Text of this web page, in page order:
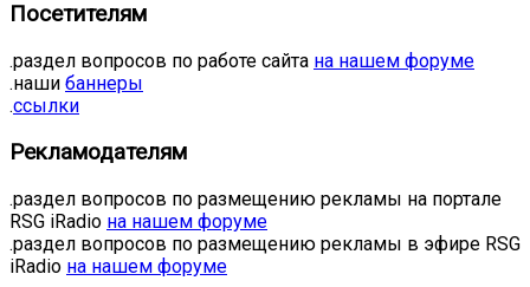
Посетителям
.раздел вопросов по работе сайта на нашем форуме
.наши баннеры
.ссылки
Рекламодателям
.раздел вопросов по размещению рекламы на портале
RSG iRadio на нашем форуме
.раздел вопросов по размещению рекламы в эфире RSG
iRadio на нашем форуме